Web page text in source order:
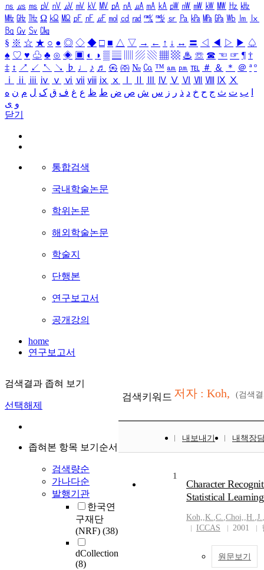
㎱ ㎲ ㎳ ㎴ ㎵ ㎶ ㎷ ㎸ ㎹ ㎀ ㎁ ㎂ ㎃ ㎄ ㎺ ㎻ ㎽ ㎾ ㎿ ㎐ ㎑
㎒ ㎓ ㎔ Ω ㏀ ㏁ ㎊ ㎋ ㎌ ㏖ ㏅ ㎭ ㎮ ㎯ ㏛ ㎩ ㎪ ㎫ ㎬ ㏝ ㏐
㏓
㏃ ㏉ ㏜ ㏆
§ ※ ☆ ★ ○ ● ◎ ◇ ◆ □ ■ △ ▽ → ← ↑ ↓ ↔ 〓 ◁ ◀ ▷ ▶ ♤
♠ ♡ ♥ ♧ ♣ ⊙ ◈ ▣ ◐ ◑ ▒ ▤ ▨ ▧ ▦ ▩ ♨ ☏ ☎ ☜ ☞ ¶ †
‡ ↕ ↗ ↙ ↖ ↘ ♭ ♩ ♪ ♬ ㉿ ㈜ № ㏇ ™ ㏂ ㏘ ℡ ＃ ＆ ＊ ＠ ª º
ⅰ
ⅱ ⅲ ⅳ ⅴ ⅵ ⅶ ⅷ ⅸ ⅹ Ⅳ Ⅴ Ⅵ Ⅶ Ⅷ Ⅸ Ⅹ
ب ت ث ج ح خ د ذ ر ز س ش ص ض ط ظ ع غ ف ق ک ل م ن ه
و ی
닫기
통합검색
국내학술논문
학위논문
해외학술논문
학술지
단행본
연구보고서
공개강의
home
연구보고서
검색결과 좁혀 보기
선택해제
좁혀본 항목 보기순서
검색량순
가나다순
발행기관
한국연
구재단
(NRF) (38)
dCollection
(8)
검색키워드 저자 : Koh, (검색
내보내기 내책장
1
Character
Statistical
Koh,,K.,C.,Choi,,H.,J.,
ICCAS
2001
원문보기